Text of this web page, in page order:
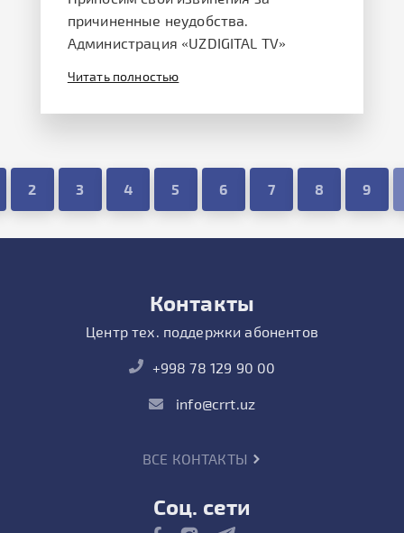
причиненные неудобства.
Администрация «UZDIGITAL TV»
Читать полностью
2 3 4 5 6 7 8 9
Контакты
Центр тех. поддержки абонентов
+998 78 129 90 00
info@crrt.uz
ВСЕ КОНТАКТЫ
Соц. сети